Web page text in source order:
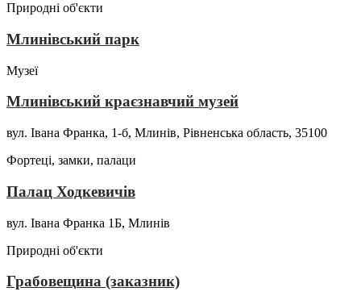
Природні об'єкти
Млинівський парк
Музеї
Млинівський краєзнавчий музей
вул. Івана Франка, 1-б, Млинів, Рівненська область, 35100
Фортеці, замки, палаци
Палац Ходкевичів
вул. Івана Франка 1Б, Млинів
Природні об'єкти
Грабовещина (заказник)